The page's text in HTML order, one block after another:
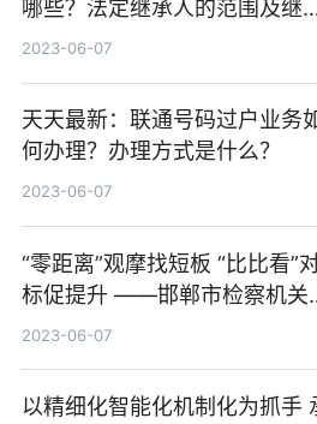
哪些？法定继承人的范围及继
顺序是什么？-天天速讯
2023-06-07
天天最新：联通号码过户业务
何办理？办理方式是什么？
2023-06-07
“零距离”观摩找短板 “比比看”
标促提升 ——邯郸市检察机关
“比比看”促提升现场观摩活动侧
2023-06-07
以精细化智能化机制化为抓手 承